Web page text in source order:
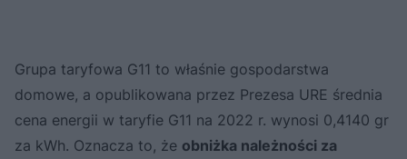
Grupa taryfowa G11 to właśnie gospodarstwa
domowe, a opublikowana przez Prezesa URE średnia
cena energii w taryfie G11 na 2022 r. wynosi 0,4140 gr
za kWh. Oznacza to, że obniżka należności za